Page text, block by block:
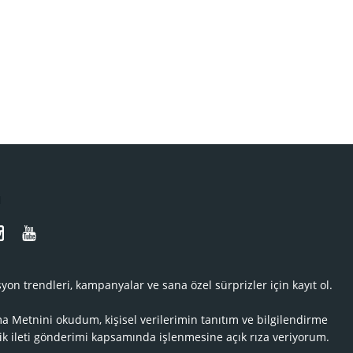
trendleri, kampanyalar ve sana özel sürprizler için kayıt ol.
Metnini okudum, kişisel verilerimin tanıtım ve bilgilendirme
ileti gönderimi kapsamında işlenmesine açık rıza veriyorum.